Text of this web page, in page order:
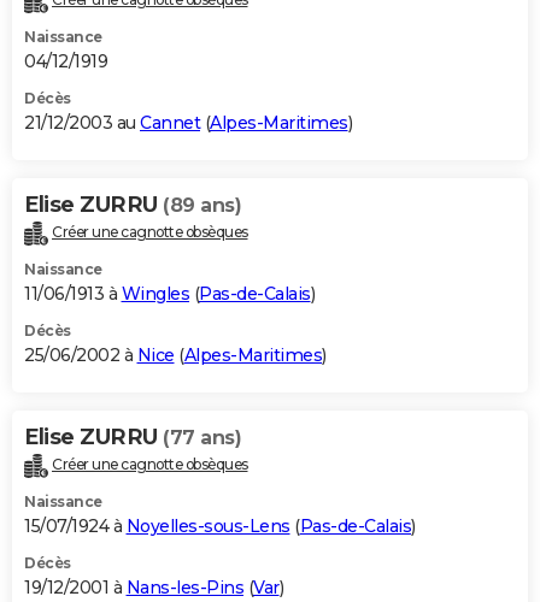
Naissance
04/12/1919
Décès
21/12/2003 au Cannet(Alpes-Maritimes)
Elise ZURRU (89 ans)
Créer une cagnotte obsèques
Naissance
11/06/1913 à Wingles (Pas-de-Calais)
Décès
25/06/2002 à Nice (Alpes-Maritimes)
Elise ZURRU (77 ans)
Créer une cagnotte obsèques
Naissance
15/07/1924 à Noyelles-sous-Lens (Pas-de-Calais)
Décès
19/12/2001 à Nans-les-Pins (Var)